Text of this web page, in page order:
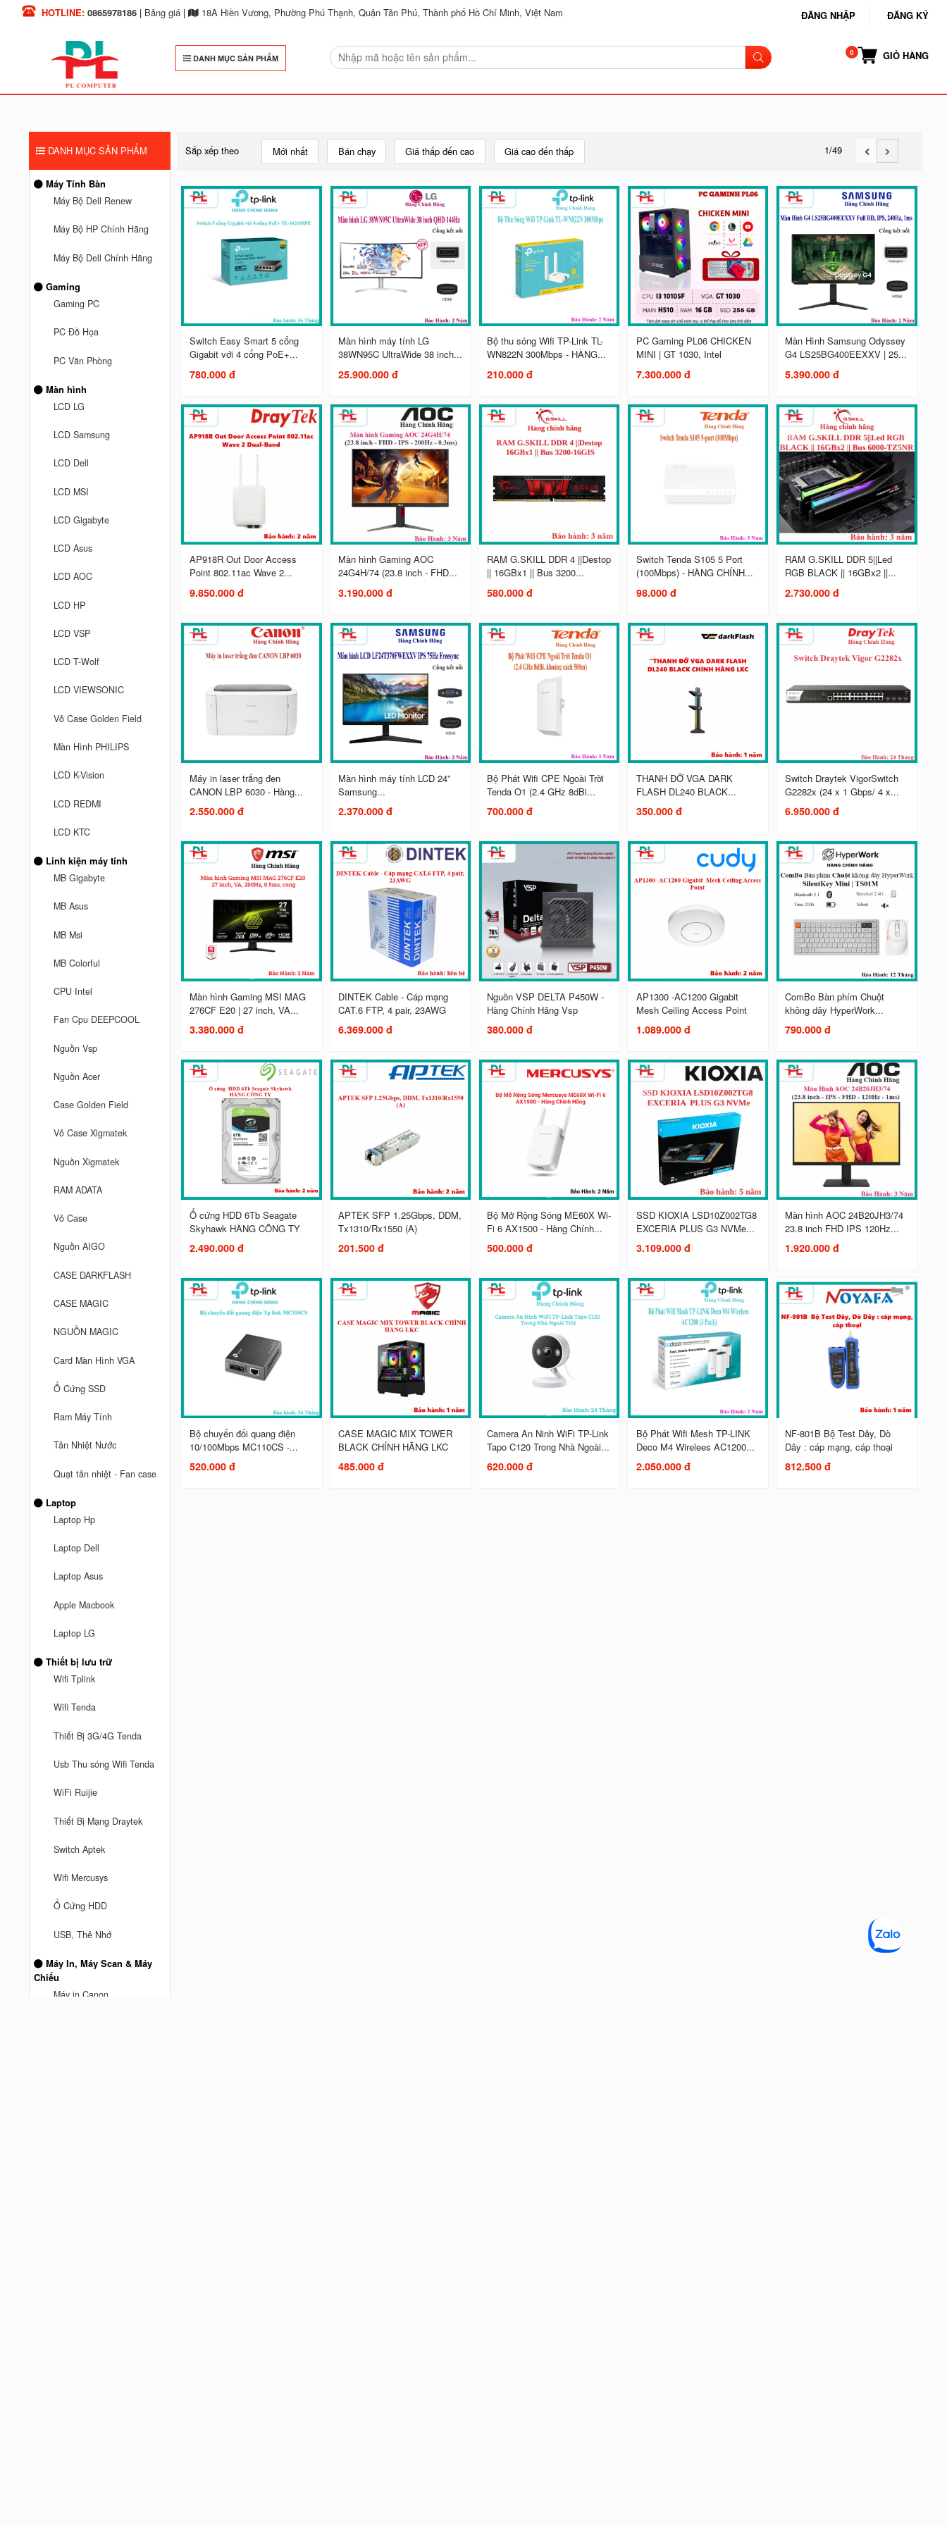
HOTLINE: 0865978186| Bảng giá| 18A Hiền Vương, Phường Phú Thạnh, Quận Tân Phú, Thành phố Hồ Chí Minh, Việt Nam ĐĂNG NHẬP ĐĂNG KÝ
DANH MỤC SẢN PHẨM GIỎ HÀNG
Minh
vừa mua
Mesh Wifi TPLink DECO M5 3
hãng
DANH MỤC SẢN PHẨM
Máy Tính Bàn
Máy Bộ Dell Renew
Máy Bộ HP Chính Hãng
Máy Bộ Dell Chính Hãng
Gaming
Gaming PC
PC Đồ Họa
PC Văn Phòng
Màn hình
LCD LG
LCD Samsung
LCD Dell
LCD MSI
LCD Gigabyte
LCD Asus
LCD AOC
LCD HP
LCD VSP
LCD T-Wolf
LCD VIEWSONIC
Vỏ Case Golden Field
Màn Hình PHILIPS
LCD K-Vision
LCD REDMI
LCD KTC
Linh kiện máy tính
MB Gigabyte
MB Asus
MB Msi
MB Colorful
CPU Intel
Fan Cpu DEEPCOOL
Nguồn Vsp
Nguồn Acer
Case Golden Field
Vỏ Case Xigmatek
Nguồn Xigmatek
RAM ADATA
Vỏ Case
Nguồn AIGO
CASE DARKFLASH
CASE MAGIC
NGUỒN MAGIC
Card Màn Hình VGA
Ổ Cứng SSD
Ram Máy Tính
Tản Nhiệt Nước
Quạt tản nhiệt - Fan case
Laptop
Laptop Hp
Laptop Dell
Laptop Asus
Apple Macbook
Laptop LG
Thiết bị lưu trữ
Wifi Tplink
Wifi Tenda
Thiết Bị 3G/4G Tenda
Usb Thu sóng Wifi Tenda
WiFi Ruijie
Thiết Bị Mạng Draytek
Switch Aptek
Wifi Mercusys
Ổ Cứng HDD
USB, Thẻ Nhớ
Máy In, Máy Scan & Máy
Chiếu
Máy in Canon
Sắp xếp theo Mới nhất Bán chạy Giá thấp đến cao Giá cao đến thấp 1/49
Switch Easy Smart 5 cổng
Gigabit với 4 cổng PoE+...
780.000 đ
Màn hình máy tính LG
38WN95C UltraWide 38 inch...
25.900.000 đ
Bộ thu sóng Wifi TP-Link TL-
WN822N 300Mbps - HÀNG...
210.000 đ
PC Gaming PL06 CHICKEN
MINI | GT 1030, Intel
7.300.000 đ
Màn Hình Samsung Odyssey
G4 LS25BG400EEXXV | 25...
5.390.000 đ
AP918R Out Door Access
Point 802.11ac Wave 2...
9.850.000 đ
Màn hình Gaming AOC
24G4H/74 (23.8 inch - FHD...
3.190.000 đ
RAM G.SKILL DDR 4 ||Destop
|| 16GBx1 || Bus 3200...
580.000 đ
Switch Tenda S105 5 Port
(100Mbps) - HÀNG CHÍNH...
98.000 đ
RAM G.SKILL DDR 5||Led
RGB BLACK || 16GBx2 ||...
2.730.000 đ
Máy in laser trắng đen
CANON LBP 6030 - Hàng...
2.550.000 đ
Màn hình máy tính LCD 24”
Samsung...
2.370.000 đ
Bộ Phát Wifi CPE Ngoài Trời
Tenda O1 (2.4 GHz 8dBi...
700.000 đ
THANH ĐỠ VGA DARK
FLASH DL240 BLACK...
350.000 đ
Switch Draytek VigorSwitch
G2282x (24 x 1 Gbps/ 4 x...
6.950.000 đ
Màn hình Gaming MSI MAG
276CF E20 | 27 inch, VA...
3.380.000 đ
DINTEK Cable - Cáp mạng
CAT.6 FTP, 4 pair, 23AWG
6.369.000 đ
Nguồn VSP DELTA P450W -
Hàng Chính Hãng Vsp
380.000 đ
AP1300 -AC1200 Gigabit
Mesh Ceiling Access Point
1.089.000 đ
ComBo Bàn phím Chuột
không dây HyperWork...
790.000 đ
Ổ cứng HDD 6Tb Seagate
Skyhawk HÀNG CÔNG TY
2.490.000 đ
APTEK SFP 1.25Gbps, DDM,
Tx1310/Rx1550 (A)
201.500 đ
Bộ Mở Rộng Sóng ME60X Wi-
Fi 6 AX1500 - Hàng Chính...
500.000 đ
SSD KIOXIA LSD10Z002TG8
EXCERIA PLUS G3 NVMe...
3.109.000 đ
Màn hình AOC 24B20JH3/74
23.8 inch FHD IPS 120Hz...
1.920.000 đ
Bộ chuyển đổi quang điện
10/100Mbps MC110CS -...
520.000 đ
CASE MAGIC MIX TOWER
BLACK CHÍNH HÃNG LKC
485.000 đ
Camera An Ninh WiFi TP-Link
Tapo C120 Trong Nhà Ngoài...
620.000 đ
Bộ Phát Wifi Mesh TP-LINK
Deco M4 Wirelees AC1200...
2.050.000 đ
NF-801B Bộ Test Dây, Dò
Dây : cáp mạng, cáp thoại
812.500 đ